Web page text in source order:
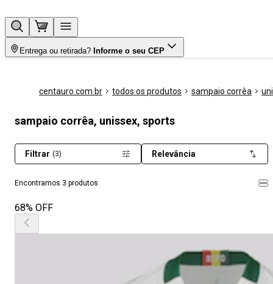
Entrega ou retirada? Informe o seu CEP
centauro.com.br todos os produtos sampaio corrêa
sampaio corrêa, unissex, sports
Encontramos 3 produtos
Filtrar (3) Relevância
68% OFF